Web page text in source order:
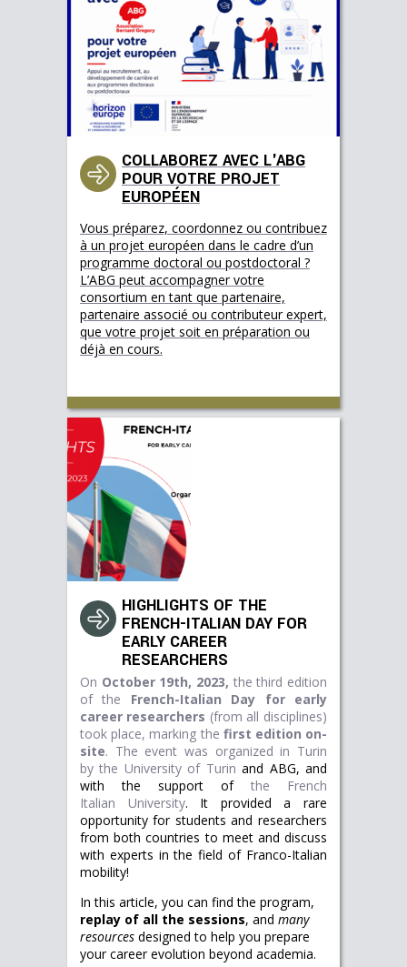
COLLABOREZ AVEC L'ABG
POUR VOTRE PROJET
EUROPÉEN
Vous préparez, coordonnez ou contribuez
à un projet européen dans le cadre d’un
programme doctoral ou postdoctoral ?
L’ABG peut accompagner votre
consortium en tant que partenaire,
partenaire associé ou contributeur expert,
que votre projet soit en préparation ou
déjà en cours.
HIGHLIGHTS OF THE
FRENCH-ITALIAN DAY FOR
EARLY CAREER
RESEARCHERS
On October 19th, 2023, the third edition
of the French-Italian Day for early
career researchers (from all disciplines)
took place, marking the first edition on-
site. The event was organized in Turin
bythe University of Turin and ABG, and
with the support of the French
Italian University. It provided a rare
opportunity for students and researchers
from both countries to meet and discuss
with experts in the field of Franco-Italian
mobility!
In this article, you can find the program,
replay of all the sessions, and many
resources designed to help you prepare
your career evolution beyond academia.